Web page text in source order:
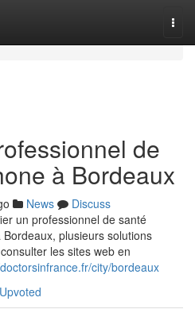
de
à Bordeaux
News
Discuss
un professionnel de santé
plusieurs solutions
les sites web en
city/bordeaux